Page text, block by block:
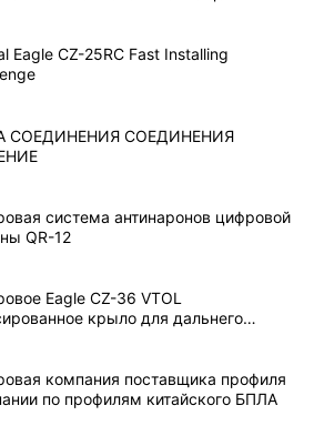
Eagle CZ-25RC Fast Installing
СОЕДИНЕНИЯ СОЕДИНЕНИЯ
система антинаронов цифровой
QR-12
Eagle CZ-36 VTOL
крыло для дальнего
компания поставщика профиля
по профилям китайского БПЛА